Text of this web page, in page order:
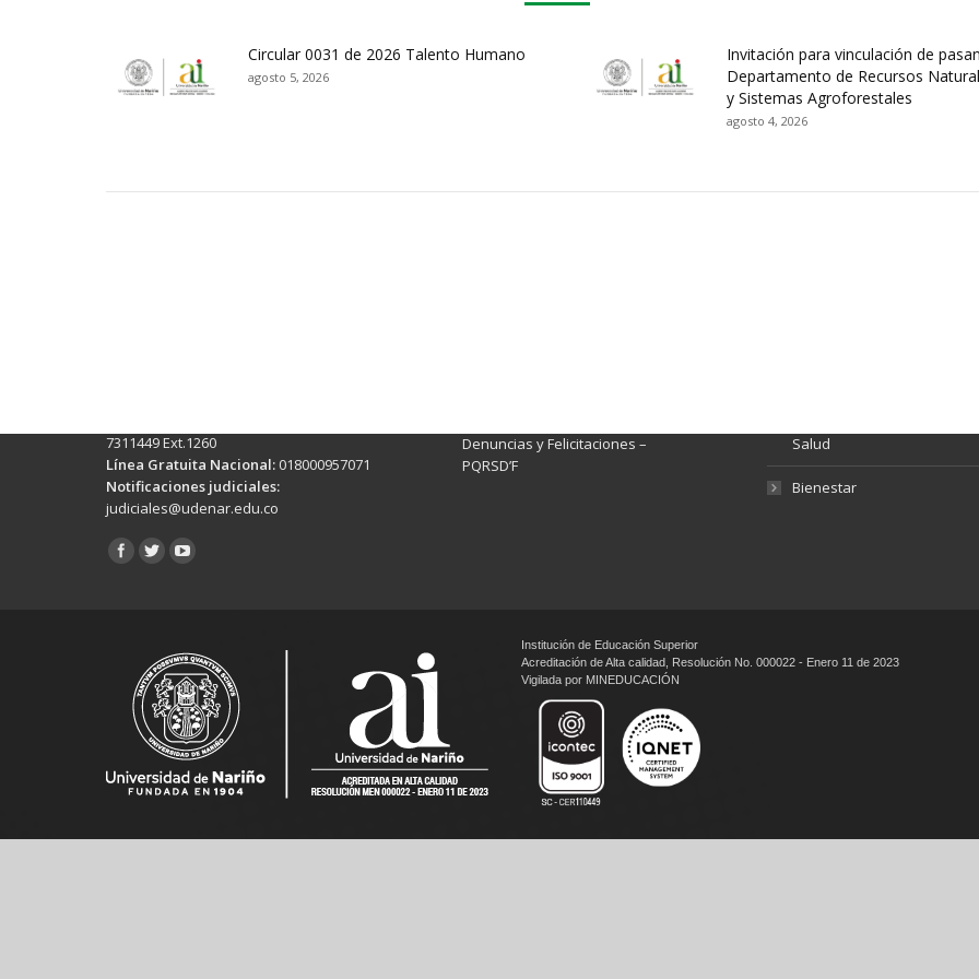
Circular 0031 de 2026 Talento Humano
agosto 5, 2026
Invitación para vinculación de
Departamento de Recursos
y Sistemas Agroforestales
agosto 4, 2026
7311449 Ext.1260
Línea Gratuita Nacional: 018000957071
Notificaciones judiciales:
judiciales@udenar.edu.co
Encuéntranos en:
Denuncias y Felicitaciones –
PQRSD’F
Salud
Bienestar
Institución de Educación Superior
Acreditación de Alta calidad, Resolución No. 000022 - Enero 11 de 2023
Vigilada por MINEDUCACIÓN